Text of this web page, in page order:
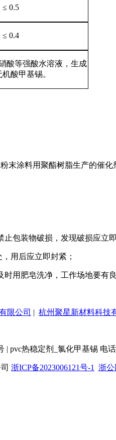
≤ 0.5
≤ 0.4
酸等强酸水溶液，生成
酸甲基锡。
末涂料用聚酯树脂生产的催化
包装物破损，发现破损应立
用后应立即封紧；
用肥皂洗净，工作场地要有
限公司 | 杭州聚星新材料科技
热稳定剂_氯化甲基锡 电话
浙ICP备2023006121号-1 浙公